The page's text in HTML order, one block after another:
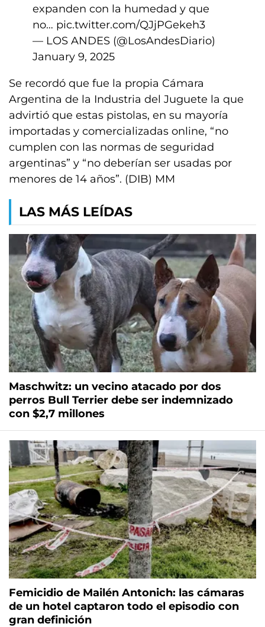
expanden con la humedad y que
no… pic.twitter.com/QJjPGekeh3
— LOS ANDES (@LosAndesDiario)
January 9, 2025
Se recordó que fue la propia Cámara
Argentina de la Industria del Juguete la que
advirtió que estas pistolas, en su mayoría
importadas y comercializadas online, “no
cumplen con las normas de seguridad
argentinas” y “no deberían ser usadas por
menores de 14 años”. (DIB) MM
LAS MÁS LEÍDAS
Maschwitz: un vecino atacado por dos
perros Bull Terrier debe ser indemnizado
con $2,7 millones
Femicidio de Mailén Antonich: las cámaras
de un hotel captaron todo el episodio con
gran definición